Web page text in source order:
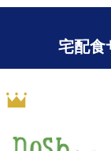
宅配食